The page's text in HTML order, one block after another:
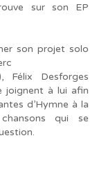
sur son EP
son projet solo
Félix Desforges
joignent à lui afin
d’Hymne à la
qui se